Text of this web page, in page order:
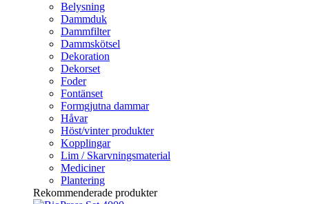
Belysning
Dammduk
Dammfilter
Dammskötsel
Dekoration
Dekorset
Foder
Fontänset
Formgjutna dammar
Håvar
Höst/vinter produkter
Kopplingar
Lim / Skarvningsmaterial
Mediciner
Plantering
Rekommenderade produkter